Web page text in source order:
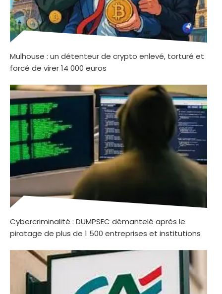
Mulhouse : un détenteur de crypto enlevé, torturé et
forcé de virer 14 000 euros
Cybercriminalité : DUMPSEC démantelé après le
piratage de plus de 1 500 entreprises et institutions